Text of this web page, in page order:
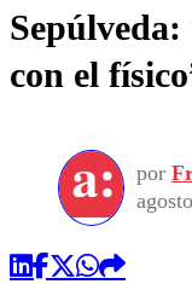
Sepúlveda:
con el
por